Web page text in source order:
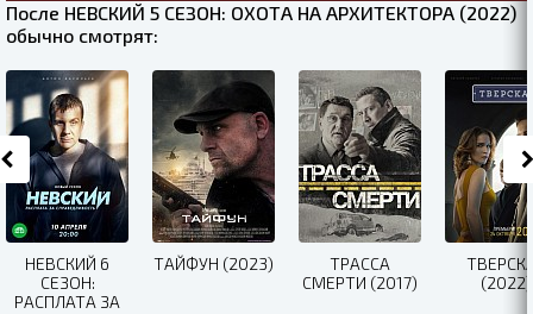
После НЕВСКИЙ 5 СЕЗОН: ОХОТА НА АРХИТЕКТОРА (2022)
обычно смотрят:
НЕВСКИЙ 6
СЕЗОН:
РАСПЛАТА ЗА
ТАЙФУН (2023)
ТРАССА
СМЕРТИ (2017)
(2022)